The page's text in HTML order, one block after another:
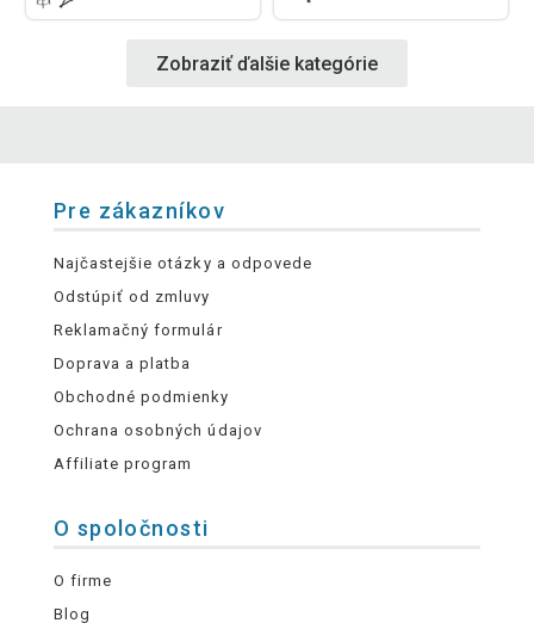
Zobraziť ďalšie kategórie
Pre zákazníkov
Najčastejšie otázky a odpovede
Odstúpiť od zmluvy
Reklamačný formulár
Doprava a platba
Obchodné podmienky
Ochrana osobných údajov
Affiliate program
O spoločnosti
O firme
Blog